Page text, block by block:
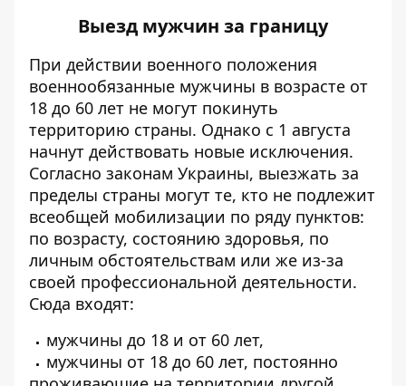
Выезд мужчин за границу
При действии военного положения
военнообязанные мужчины в возрасте от
18 до 60 лет не могут покинуть
территорию страны. Однако с 1 августа
начнут действовать новые исключения.
Согласно законам Украины, выезжать за
пределы страны могут те, кто не подлежит
всеобщей мобилизации по ряду пунктов:
по возрасту, состоянию здоровья, по
личным обстоятельствам или же из-за
своей профессиональной деятельности.
Сюда входят:
мужчины до 18 и от 60 лет,
мужчины от 18 до 60 лет, постоянно